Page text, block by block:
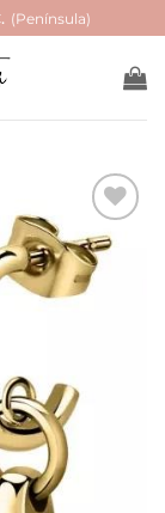
(Península)
Añadir
a la
lista